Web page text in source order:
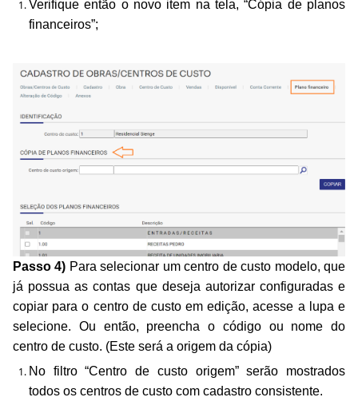
Verifique então o novo item na tela, “Cópia de planos
financeiros”;
Passo 4) Para selecionar um centro de custo modelo, que
já possua as contas que deseja autorizar configuradas e
copiar para o centro de custo em edição, acesse a lupa e
selecione. Ou então, preencha o código ou nome do
centro de custo. (Este será a origem da cópia)
No filtro “Centro de custo origem” serão mostrados
todos os centros de custo com cadastro consistente.